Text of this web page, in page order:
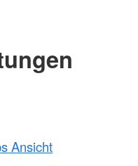
Ansicht